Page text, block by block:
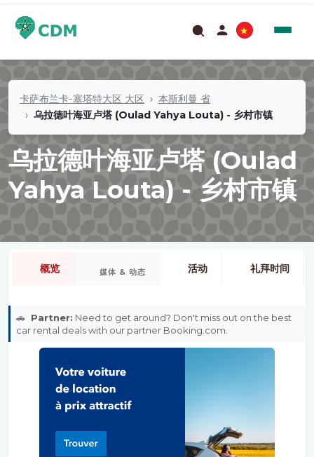
卡萨布兰卡-塞塔特大区 大区
本斯利曼 省
乌拉德叶海亚卢塔 (Oulad Yahya Louta) - 乡村市镇
乌拉德叶海亚卢塔 (Oulad
Yahya Louta) - 乡村市镇
概览 媒体 & 动态 活动 礼拜时间
🚗 Partner: Need to get around? Don't miss out on the best
car rental deals with our partner Booking.com.